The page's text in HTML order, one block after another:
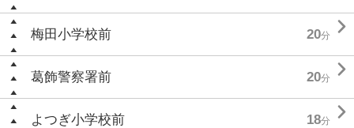
梅田小学校前 20分 
葛飾警察署前 20分 
よつぎ小学校前 18分 